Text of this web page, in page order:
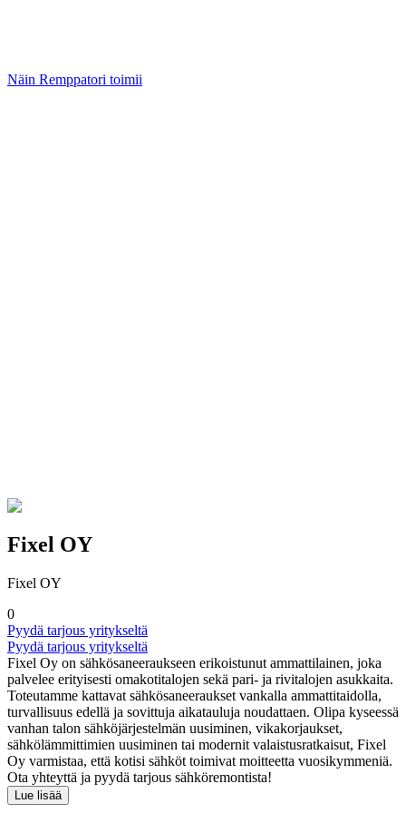
Näin Remppatori toimii
Fixel OY
Fixel OY
0
Pyydä tarjous yritykseltä
Pyydä tarjous yritykseltä
Fixel Oy on sähkösaneeraukseen erikoistunut ammattilainen, joka
palvelee erityisesti omakotitalojen sekä pari- ja rivitalojen asukkaita.
Toteutamme kattavat sähkösaneeraukset vankalla ammattitaidolla,
turvallisuus edellä ja sovittuja aikatauluja noudattaen. Olipa kyseessä
vanhan talon sähköjärjestelmän uusiminen, vikakorjaukset,
sähkölämmittimien uusiminen tai modernit valaistusratkaisut, Fixel
Oy varmistaa, että kotisi sähköt toimivat moitteetta vuosikymmeniä.
Ota yhteyttä ja pyydä tarjous sähköremontista!
Lue lisää